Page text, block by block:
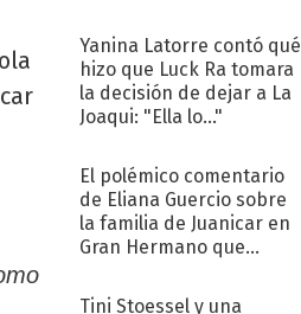
Yanina Latorre contó qué
hizo que Luck Ra tomara
la decisión de dejar a La
Joaqui: "Ella lo..."
El polémico comentario
de Eliana Guercio sobre
la familia de Juanicar en
Gran Hermano que
Tini Stoessel y una